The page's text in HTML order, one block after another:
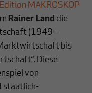
Edition MAKROSKOP
Rainer Land die
(1949–
bis
Diese
von
staatlich-